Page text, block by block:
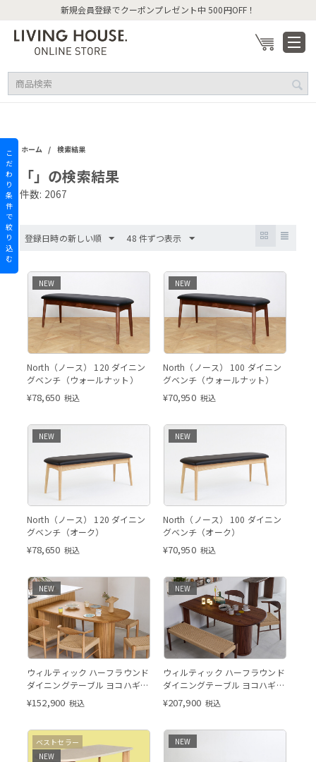
新規会員登録でクーポンプレゼント中 500円OFF！
ホーム / 検索結果
こ
だ
わ
り
条
件
で
絞
り
込
む
「」の検索結果
件数: 2067
登録日時の新しい順 48 件ずつ表示
ォールナット）
NEW
North（ノース） 120 ダイニン
グベンチ（ウォールナット）
¥78,650 税込
ォールナット）
NEW
North（ノース） 100 ダイニン
グベンチ（ウォールナット）
¥70,950 税込
ーク）
NEW
North（ノース） 120 ダイニン
グベンチ（オーク）
¥78,650 税込
ーク）
NEW
North（ノース） 100 ダイニン
グベンチ（オーク）
¥70,950 税込
NEW
ウィルティック ハーフラウンド
ダイニングテーブル ヨコハギ無
垢（ レッドオーク）
¥152,900 税込
NEW
ウィルティック ハーフラウンド
ダイニングテーブル ヨコハギ無
垢（ ウォールナット）
¥207,900 税込
このページはW160cmの販売
ページです。
ベストセラー
NEW
NEW